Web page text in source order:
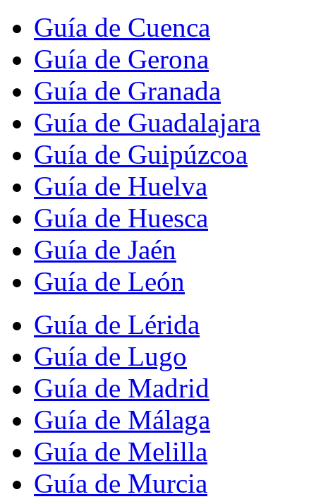
Guía de Cuenca
Guía de Gerona
Guía de Granada
Guía de Guadalajara
Guía de Guipúzcoa
Guía de Huelva
Guía de Huesca
Guía de Jaén
Guía de León
Guía de Lérida
Guía de Lugo
Guía de Madrid
Guía de Málaga
Guía de Melilla
Guía de Murcia